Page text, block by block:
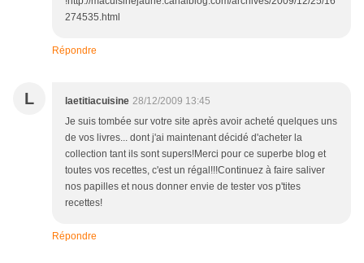
274535.html
Répondre
L laetitiacuisine 28/12/2009 13:45
Je suis tombée sur votre site après avoir acheté quelques uns
de vos livres... dont j'ai maintenant décidé d'acheter la
collection tant ils sont supers!Merci pour ce superbe blog et
toutes vos recettes, c'est un régal!!!Continuez à faire saliver
nos papilles et nous donner envie de tester vos p'tites
recettes!
Répondre